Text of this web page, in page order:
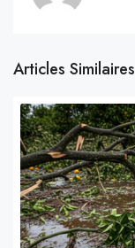
Articles Similaires